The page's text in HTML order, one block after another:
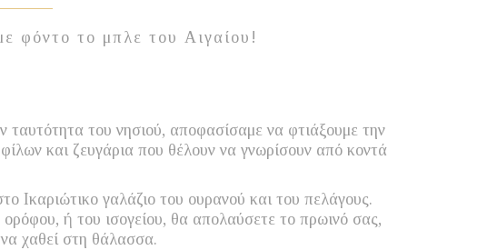
φόντο το μπλε του Αιγαίου!
του νησιού, αποφασίσαμε να φτιάξουμε την
και ζευγάρια που θέλουν να γνωρίσουν από κοντά
Ικαριώτικο γαλάζιο του ουρανού και του πελάγους.
ή του ισογείου, θα απολαύσετε το πρωινό σας,
χαθεί στη θάλασσα.